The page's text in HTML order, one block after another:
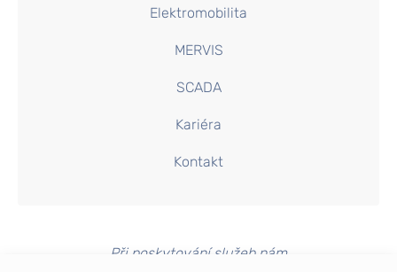
Elektromobilita
MERVIS
SCADA
Kariéra
Kontakt
Při poskytování služeb nám